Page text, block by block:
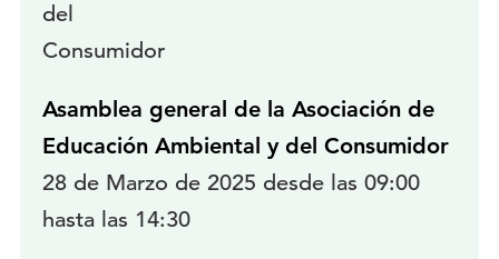
Asamblea general de la Asociación de
Educación Ambiental y del Consumidor
28 de Marzo de 2025 desde las 09:00
hasta las 14:30